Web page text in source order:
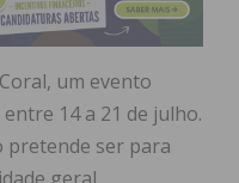
um evento
14 a 21 de julho.
pretende ser para